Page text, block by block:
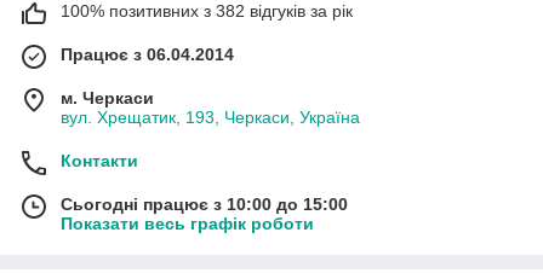
100% позитивних з 382 відгуків за рік
Працює з 06.04.2014
м. Черкаси
вул. Хрещатик, 193, Черкаси, Україна
Контакти
Сьогодні працює з 10:00 до 15:00
Показати весь графік роботи